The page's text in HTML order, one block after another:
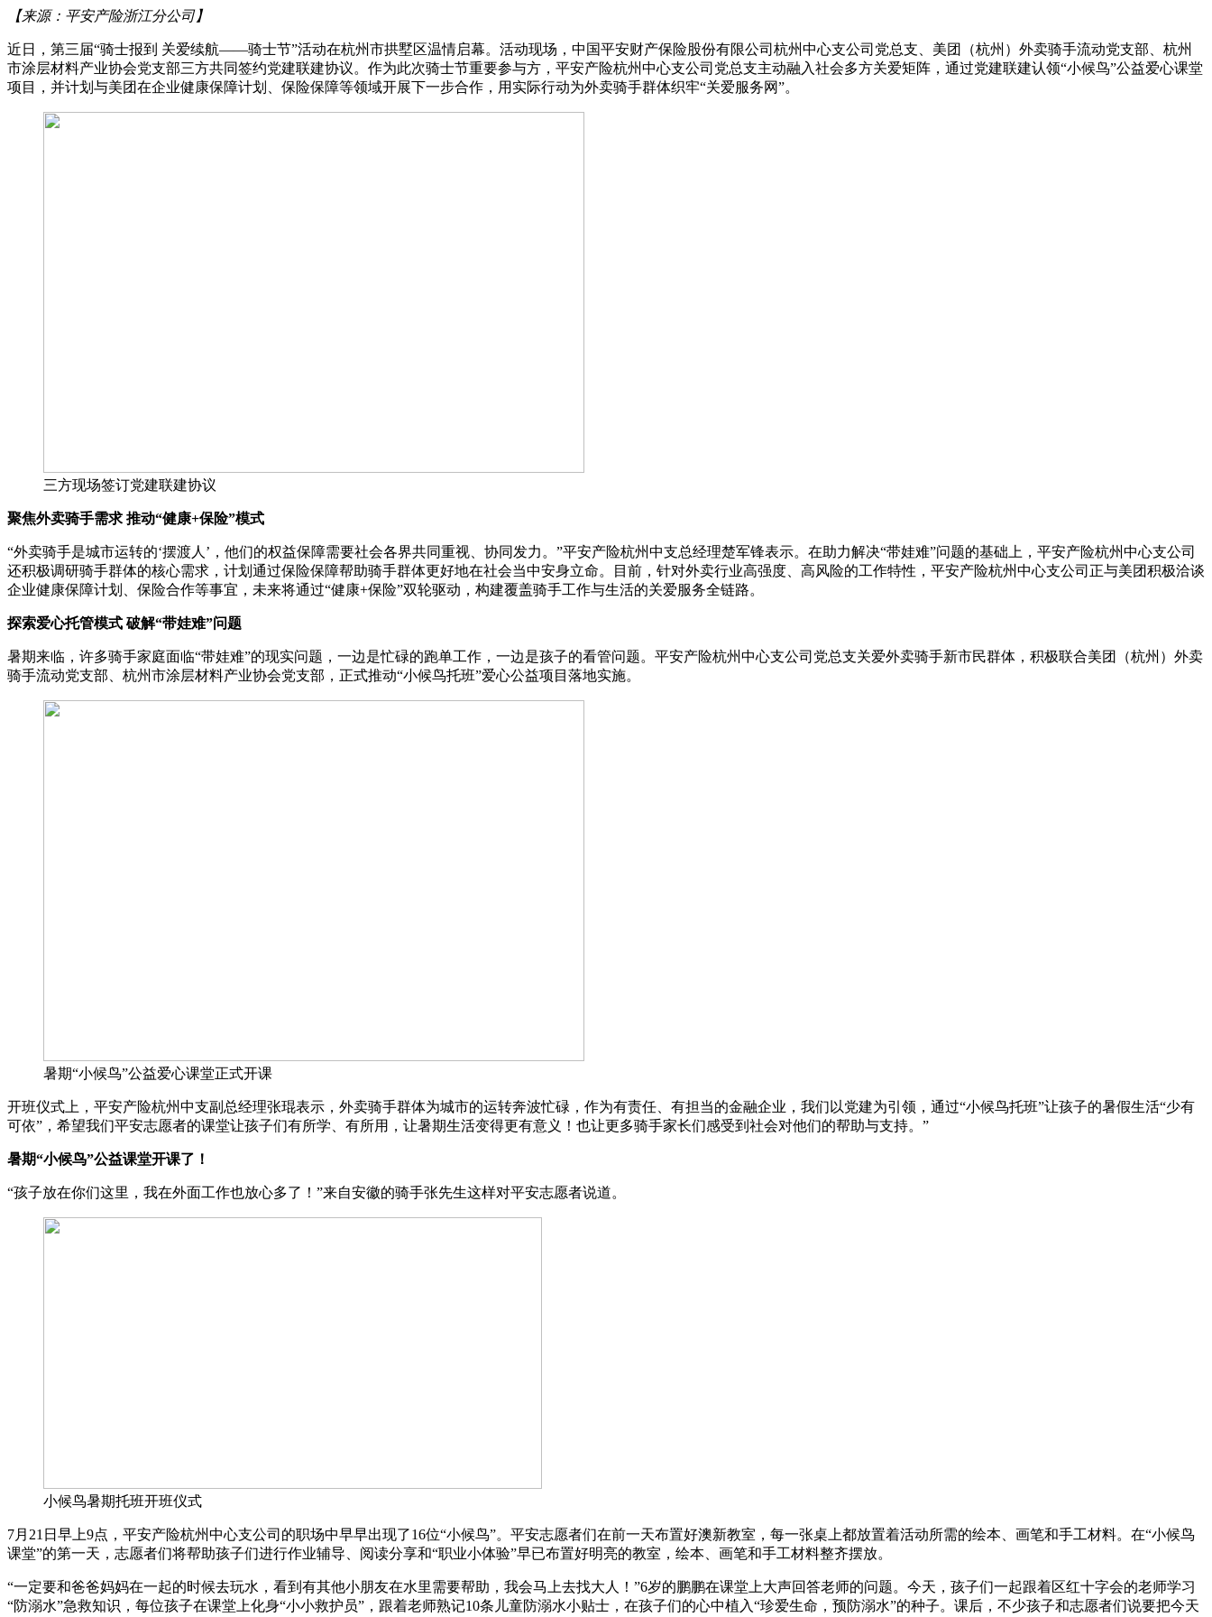
【来源：平安产险浙江分公司】
近日，第三届“骑士报到 关爱续航——骑士节”活动在杭州市拱墅区温情启幕。活动现场，中国平安财产保险股份有限公司杭州中心支公司党总支、美团（杭州）外卖骑手流动党支部、杭州
市涂层材料产业协会党支部三方共同签约党建联建协议。作为此次骑士节重要参与方，平安产险杭州中心支公司党总支主动融入社会多方关爱矩阵，通过党建联建认领“小候鸟”公益爱心课堂
项目，并计划与美团在企业健康保障计划、保险保障等领域开展下一步合作，用实际行动为外卖骑手群体织牢“关爱服务网”。
三方现场签订党建联建协议
聚焦外卖骑手需求 推动“健康+保险”模式
“外卖骑手是城市运转的‘摆渡人’，他们的权益保障需要社会各界共同重视、协同发力。”平安产险杭州中支总经理楚军锋表示。在助力解决“带娃难”问题的基础上，平安产险杭州中心支公司
还积极调研骑手群体的核心需求，计划通过保险保障帮助骑手群体更好地在社会当中安身立命。目前，针对外卖行业高强度、高风险的工作特性，平安产险杭州中心支公司正与美团积极洽谈
企业健康保障计划、保险合作等事宜，未来将通过“健康+保险”双轮驱动，构建覆盖骑手工作与生活的关爱服务全链路。
探索爱心托管模式 破解“带娃难”问题
暑期来临，许多骑手家庭面临“带娃难”的现实问题，一边是忙碌的跑单工作，一边是孩子的看管问题。平安产险杭州中心支公司党总支关爱外卖骑手新市民群体，积极联合美团（杭州）外卖
骑手流动党支部、杭州市涂层材料产业协会党支部，正式推动“小候鸟托班”爱心公益项目落地实施。
暑期“小候鸟”公益爱心课堂正式开课
开班仪式上，平安产险杭州中支副总经理张琨表示，外卖骑手群体为城市的运转奔波忙碌，作为有责任、有担当的金融企业，我们以党建为引领，通过“小候鸟托班”让孩子的暑假生活“少有
可依”，希望我们平安志愿者的课堂让孩子们有所学、有所用，让暑期生活变得更有意义！也让更多骑手家长们感受到社会对他们的帮助与支持。”
暑期“小候鸟”公益课堂开课了！
“孩子放在你们这里，我在外面工作也放心多了！”来自安徽的骑手张先生这样对平安志愿者说道。
小候鸟暑期托班开班仪式
7月21日早上9点，平安产险杭州中心支公司的职场中早早出现了16位“小候鸟”。平安志愿者们在前一天布置好澳新教室，每一张桌上都放置着活动所需的绘本、画笔和手工材料。在“小候鸟
课堂”的第一天，志愿者们将帮助孩子们进行作业辅导、阅读分享和“职业小体验”早已布置好明亮的教室，绘本、画笔和手工材料整齐摆放。
“一定要和爸爸妈妈在一起的时候去玩水，看到有其他小朋友在水里需要帮助，我会马上去找大人！”6岁的鹏鹏在课堂上大声回答老师的问题。今天，孩子们一起跟着区红十字会的老师学习
“防溺水”急救知识，每位孩子在课堂上化身“小小救护员”，跟着老师熟记10条儿童防溺水小贴士，在孩子们的心中植入“珍爱生命，预防溺水”的种子。课后，不少孩子和志愿者们说要把今天